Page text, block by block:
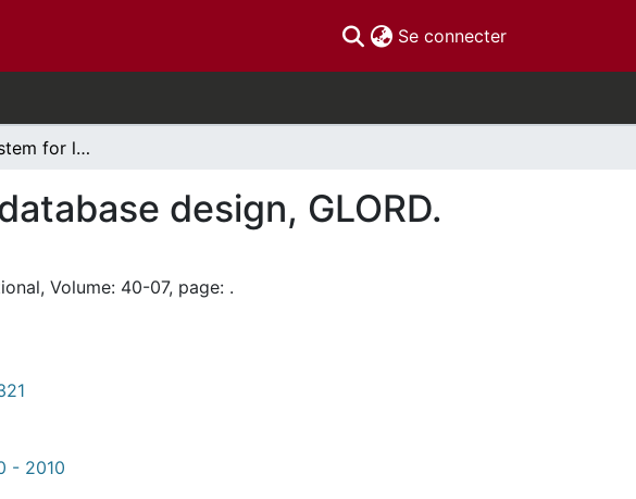
Se connecter(current)
A graphical system for logical relational database design, GLORD.
design, GLORD.
Volume: 40-07, page: .
- 2010